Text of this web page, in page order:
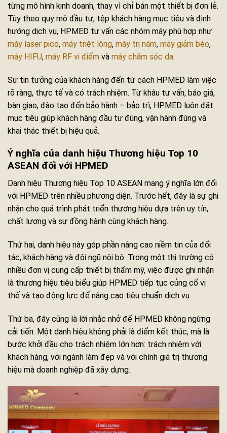
từng mô hình kinh doanh, thay vì chỉ bán một thiết bị đơn lẻ.
Tùy theo quy mô đầu tư, tệp khách hàng mục tiêu và định
hướng dịch vụ, HPMED tư vấn các nhóm máy phù hợp như
máy laser pico, máy triệt lông, máy trị nám, máy giảm béo,
máy HIFU, máy RF vi điểm và máy chăm sóc da.
Sự tin tưởng của khách hàng đến từ cách HPMED làm việc
rõ ràng, thực tế và có trách nhiệm. Từ khâu tư vấn, báo giá,
bàn giao, đào tạo đến bảo hành – bảo trì, HPMED luôn đặt
mục tiêu giúp khách hàng đầu tư đúng, vận hành đúng và
khai thác thiết bị hiệu quả.
Ý nghĩa của danh hiệu Thương hiệu Top 10
ASEAN đối với HPMED
Danh hiệu Thương hiệu Top 10 ASEAN mang ý nghĩa lớn đối
với HPMED trên nhiều phương diện. Trước hết, đây là sự ghi
nhận cho quá trình phát triển thương hiệu dựa trên uy tín,
chất lượng và sự đồng hành cùng khách hàng.
Thứ hai, danh hiệu này góp phần nâng cao niềm tin của đối
tác, khách hàng và đội ngũ nội bộ. Trong một thị trường có
nhiều đơn vị cung cấp thiết bị thẩm mỹ, việc được ghi nhận
là thương hiệu tiêu biểu giúp HPMED tiếp tục củng cố vị
thế và tạo động lực để nâng cao tiêu chuẩn dịch vụ.
Thứ ba, đây cũng là lời nhắc nhở để HPMED không ngừng
cải tiến. Một danh hiệu không phải là điểm kết thúc, mà là
bước khởi đầu cho trách nhiệm lớn hơn: trách nhiệm với
khách hàng, với ngành làm đẹp và với chính giá trị thương
hiệu mà doanh nghiệp đã xây dựng.